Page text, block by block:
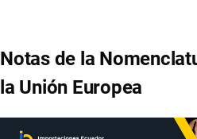
Notas de la
la Unión Europea